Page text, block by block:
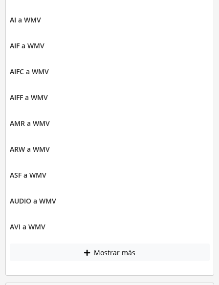
AI a WMV
AIF a WMV
AIFC a WMV
AIFF a WMV
AMR a WMV
ARW a WMV
ASF a WMV
AUDIO a WMV
AVI a WMV
Mostrar más